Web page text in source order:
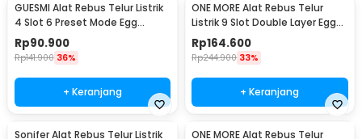
GUESMI Alat Rebus Telur Listrik
4 Slot 6 Preset Mode Egg
Cooker 200W - SJ-200
Rp90.900
Rp141.900 36%
+ Keranjang
ONE MORE Alat Rebus Telur
Listrik 9 Slot Double Layer Egg
Cooker 300W - LG-803
Rp164.600
Rp244.900 33%
+ Keranjang
Sonifer Alat Rebus Telur Listrik ONE MORE Alat Rebus Telur